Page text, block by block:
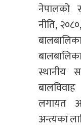
नेपालको
नीति,
स्थानीय
लगायत
अन्त्यका